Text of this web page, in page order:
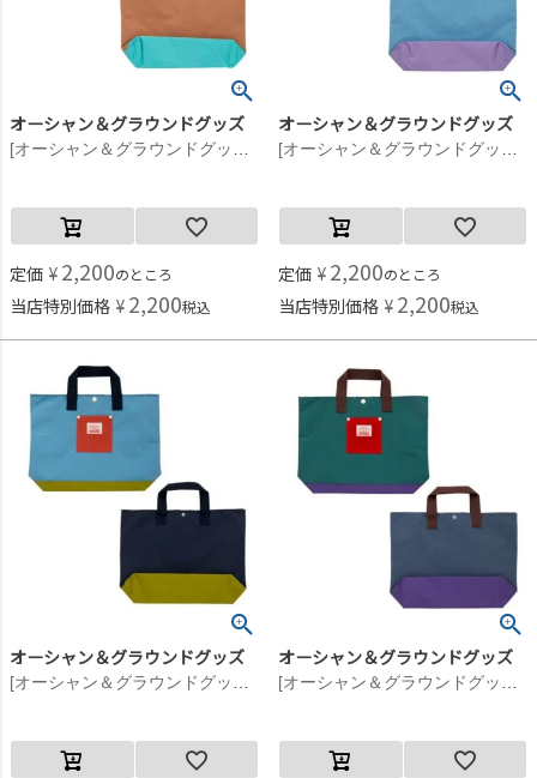
オーシャン＆グラウンドグッズ
定価 ¥ 2,200のところ
当店特別価格 ¥ 2,200税込
オーシャン＆グラウンドグッズ
定価 ¥ 2,200のところ
当店特別価格 ¥ 2,200税込
オーシャン＆グラウンドグッズ オーシャン＆グラウンドグッズ